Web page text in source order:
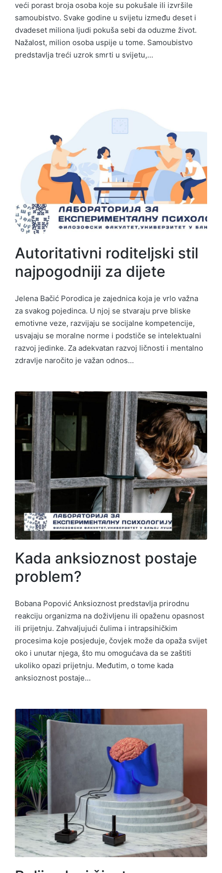
veći porast broja osoba koje su pokušale ili izvršile
samoubistvo. Svake godine u svijetu između deset i
dvadeset miliona ljudi pokuša sebi da oduzme život.
Nažalost, milion osoba uspije u tome. Samoubistvo
predstavlja treći uzrok smrti u svijetu,…
Autoritativni roditeljski stil
najpogodniji za dijete
Jelena Bačić Porodica je zajednica koja je vrlo važna
za svakog pojedinca. U njoj se stvaraju prve bliske
emotivne veze, razvijaju se socijalne kompetencije,
usvajaju se moralne norme i podstiče se intelektualni
razvoj jedinke. Za adekvatan razvoj ličnosti i mentalno
zdravlje naročito je važan odnos…
Kada anksioznost postaje
problem?
Bobana Popović Anksioznost predstavlja prirodnu
reakciju organizma na doživljenu ili opaženu opasnost
ili prijetnju. Zahvaljujući čulima i intrapsihičkim
procesima koje posjeduje, čovjek može da opaža svijet
oko i unutar njega, što mu omogućava da se zaštiti
ukoliko opazi prijetnju. Međutim, o tome kada
anksioznost postaje…